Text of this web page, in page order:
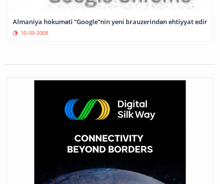
Almaniya hökuməti “Google”nin yeni brauzerindən ehtiyyat edir
10-09-2008